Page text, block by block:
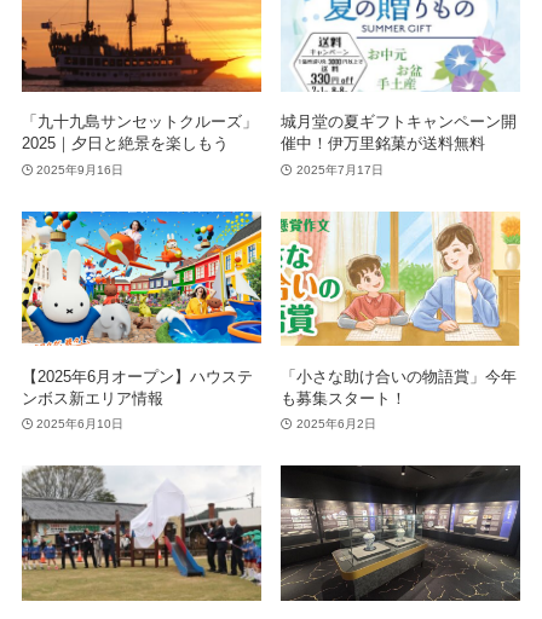
「九十九島サンセットクルーズ」
2025｜夕日と絶景を楽しもう
2025年9月16日
城月堂の夏ギフトキャンペーン開
催中！伊万里銘菓が送料無料
2025年7月17日
【2025年6月オープン】ハウステ
ンボス新エリア情報
2025年6月10日
「小さな助け合いの物語賞」今年
も募集スタート！
2025年6月2日